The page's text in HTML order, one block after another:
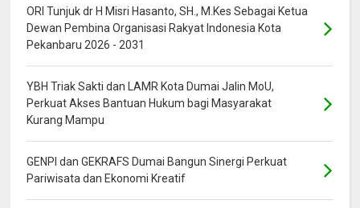
ORI Tunjuk dr H Misri Hasanto, SH., M.Kes Sebagai Ketua
Dewan Pembina Organisasi Rakyat Indonesia Kota
Pekanbaru 2026 - 2031
YBH Triak Sakti dan LAMR Kota Dumai Jalin MoU,
Perkuat Akses Bantuan Hukum bagi Masyarakat
Kurang Mampu
GENPI dan GEKRAFS Dumai Bangun Sinergi Perkuat
Pariwisata dan Ekonomi Kreatif